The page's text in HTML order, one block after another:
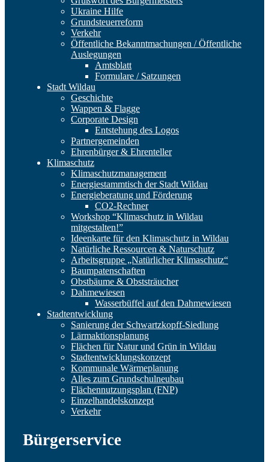
Ukraine Hilfe
Grundsteuerreform
Verkehr
Öffentliche Bekanntmachungen / Öffentliche
Auslegungen
Amtsblatt
Formulare / Satzungen
Stadt Wildau
Geschichte
Wappen & Flagge
Corporate Design
Entstehung des Logos
Partnergemeinden
Ehrenbürger & Ehrenteller
Klimaschutz
Klimaschutzmanagement
Energiestammtisch der Stadt Wildau
Energieberatung und Förderung
CO2-Rechner
Workshop “Klimaschutz in Wildau
mitgestalten!”
Ideenkarte für den Klimaschutz in Wildau
Natürliche Ressourcen & Naturschutz
Arbeitsgruppe „Natürlicher Klimaschutz“
Baumpatenschaften
Obstbäume & Obststräucher
Dahmewiesen
Wasserbüffel auf den Dahmewiesen
Stadtentwicklung
Sanierung der Schwartzkopff-Siedlung
Lärmaktionsplanung
Flächen für Natur und Grün in Wildau
Stadtentwicklungskonzept
Kommunale Wärmeplanung
Alles zum Grundschulneubau
Flächennutzungsplan (FNP)
Einzelhandelskonzept
Verkehr
Bürgerservice